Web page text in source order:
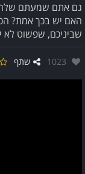
גם אתם שמעתם
האם יש בכך אמת?
שביניכם, שפשוט לא
אהבו:
1023 שתף